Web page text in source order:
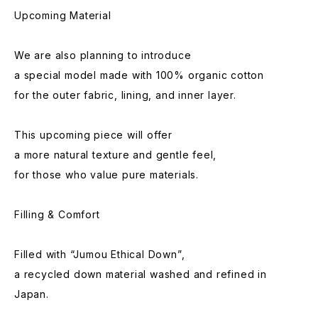
Upcoming Material
We are also planning to introduce
a special model made with 100% organic cotton
for the outer fabric, lining, and inner layer.
This upcoming piece will offer
a more natural texture and gentle feel,
for those who value pure materials.
Filling & Comfort
Filled with “Jumou Ethical Down”,
a recycled down material washed and refined in
Japan.